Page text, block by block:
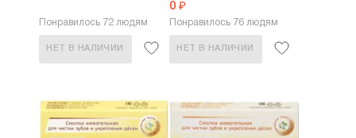
Понравилось 72 людям
НЕТ В НАЛИЧИИ
0 ₽
Понравилось 76 людям
НЕТ В НАЛИЧИИ